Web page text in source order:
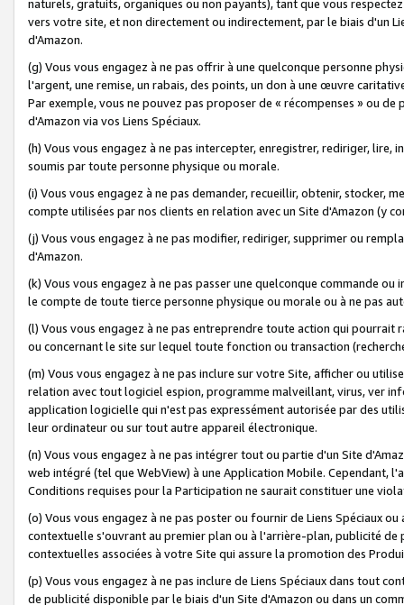
naturels, gratuits, organiques ou non payants), tant que vous
vers votre site, et non directement ou indirectement, par le biais d'un
d'Amazon.
(g) Vous vous engagez à ne pas offrir à une quelconque personne
l'argent, une remise, un rabais, des points, un don à une œuvre
Par exemple, vous ne pouvez pas proposer de « récompenses » ou
d'Amazon via vos Liens Spéciaux.
(h) Vous vous engagez à ne pas intercepter, enregistrer, rediriger,
soumis par toute personne physique ou morale.
(i) Vous vous engagez à ne pas demander, recueillir, obtenir, stocker,
compte utilisées par nos clients en relation avec un Site d'Amazon (y
(j) Vous vous engagez à ne pas modifier, rediriger, supprimer ou
d'Amazon.
(k) Vous vous engagez à ne pas passer une quelconque commande
le compte de toute tierce personne physique ou morale ou à ne pas
(l) Vous vous engagez à ne pas entreprendre toute action qui
ou concernant le site sur lequel toute fonction ou transaction
(m) Vous vous engagez à ne pas inclure sur votre Site, afficher ou
relation avec tout logiciel espion, programme malveillant, virus, ver
application logicielle qui n'est pas expressément autorisée par des
leur ordinateur ou sur tout autre appareil électronique.
(n) Vous vous engagez à ne pas intégrer tout ou partie d'un Site
web intégré (tel que WebView) à une Application Mobile. Cependant,
Conditions requises pour la Participation ne saurait constituer une
(o) Vous vous engagez à ne pas poster ou fournir de Liens Spéciaux
contextuelle s'ouvrant au premier plan ou à l'arrière-plan, publicité
contextuelles associées à votre Site qui assure la promotion des
(p) Vous vous engagez à ne pas inclure de Liens Spéciaux dans tout
de publicité disponible par le biais d'un Site d'Amazon ou dans un